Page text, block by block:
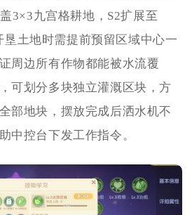
3×3九宫格耕地，S2扩展至
垦土地时需提前预留区域中心一
周边所有作物都能被水流覆
可划分多块独立灌溉区块，方
部地块，摆放完成后洒水机不
中控台下发工作指令。